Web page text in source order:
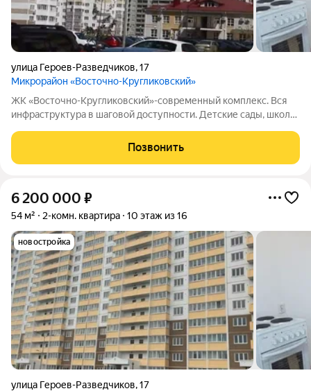
улица Героев-Разведчиков,17
Микрорайон «Восточно-Кругликовский»
ЖК «Восточно-Кругликовский»-современный комплекс. Вся
инфраструктура в шаговой доступности. Детские сады, школы.
детской площадкой. ФЗ-214. Ипотека, мат. капитал, рассрочка.
Звоните, с
Позвонить
6 200 000 ₽
54 м² 2-комн. квартира 10 этаж из 16
новостройка
улица Героев-Разведчиков,17